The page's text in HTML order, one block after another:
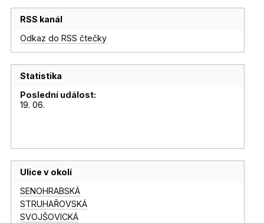
RSS kanál
Odkaz do RSS čtečky
Statistika
Poslední událost:
19. 06.
Ulice v okolí
SENOHRABSKÁ
STRUHAŘOVSKÁ
SVOJŠOVICKÁ